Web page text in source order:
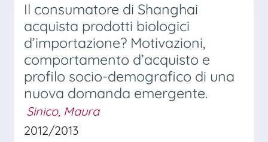
Il consumatore di Shanghai
acquista prodotti biologici
d’importazione? Motivazioni,
comportamento d’acquisto e
profilo socio-demografico di una
nuova domanda emergente.
Sinico, Maura
2012/2013